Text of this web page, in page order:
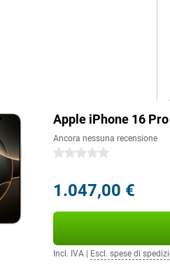
dell'iPhone 16 Pro Max.
videochiamate fluide e
un sistema di intelligenza
all'elaborazione dei dati a
artificiale per comprendere
testi, trovare foto e creare
combinazione con Camera
Apple iPhone 16
Ancora nessuna recensione
0 stelle
1.047,00 €
Incl. IVA Escl. spese di